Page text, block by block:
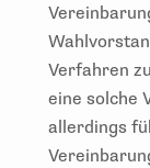
Verfahren
eine solche
allerdings